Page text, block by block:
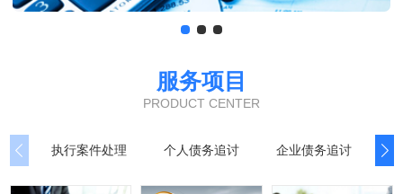
服务项目
PRODUCT CENTER
执行案件处理 个人债务追讨 企业债务追讨